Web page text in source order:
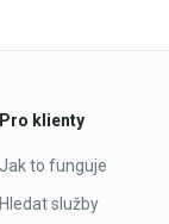
Pro klienty
Jak to funguje
Hledat služby